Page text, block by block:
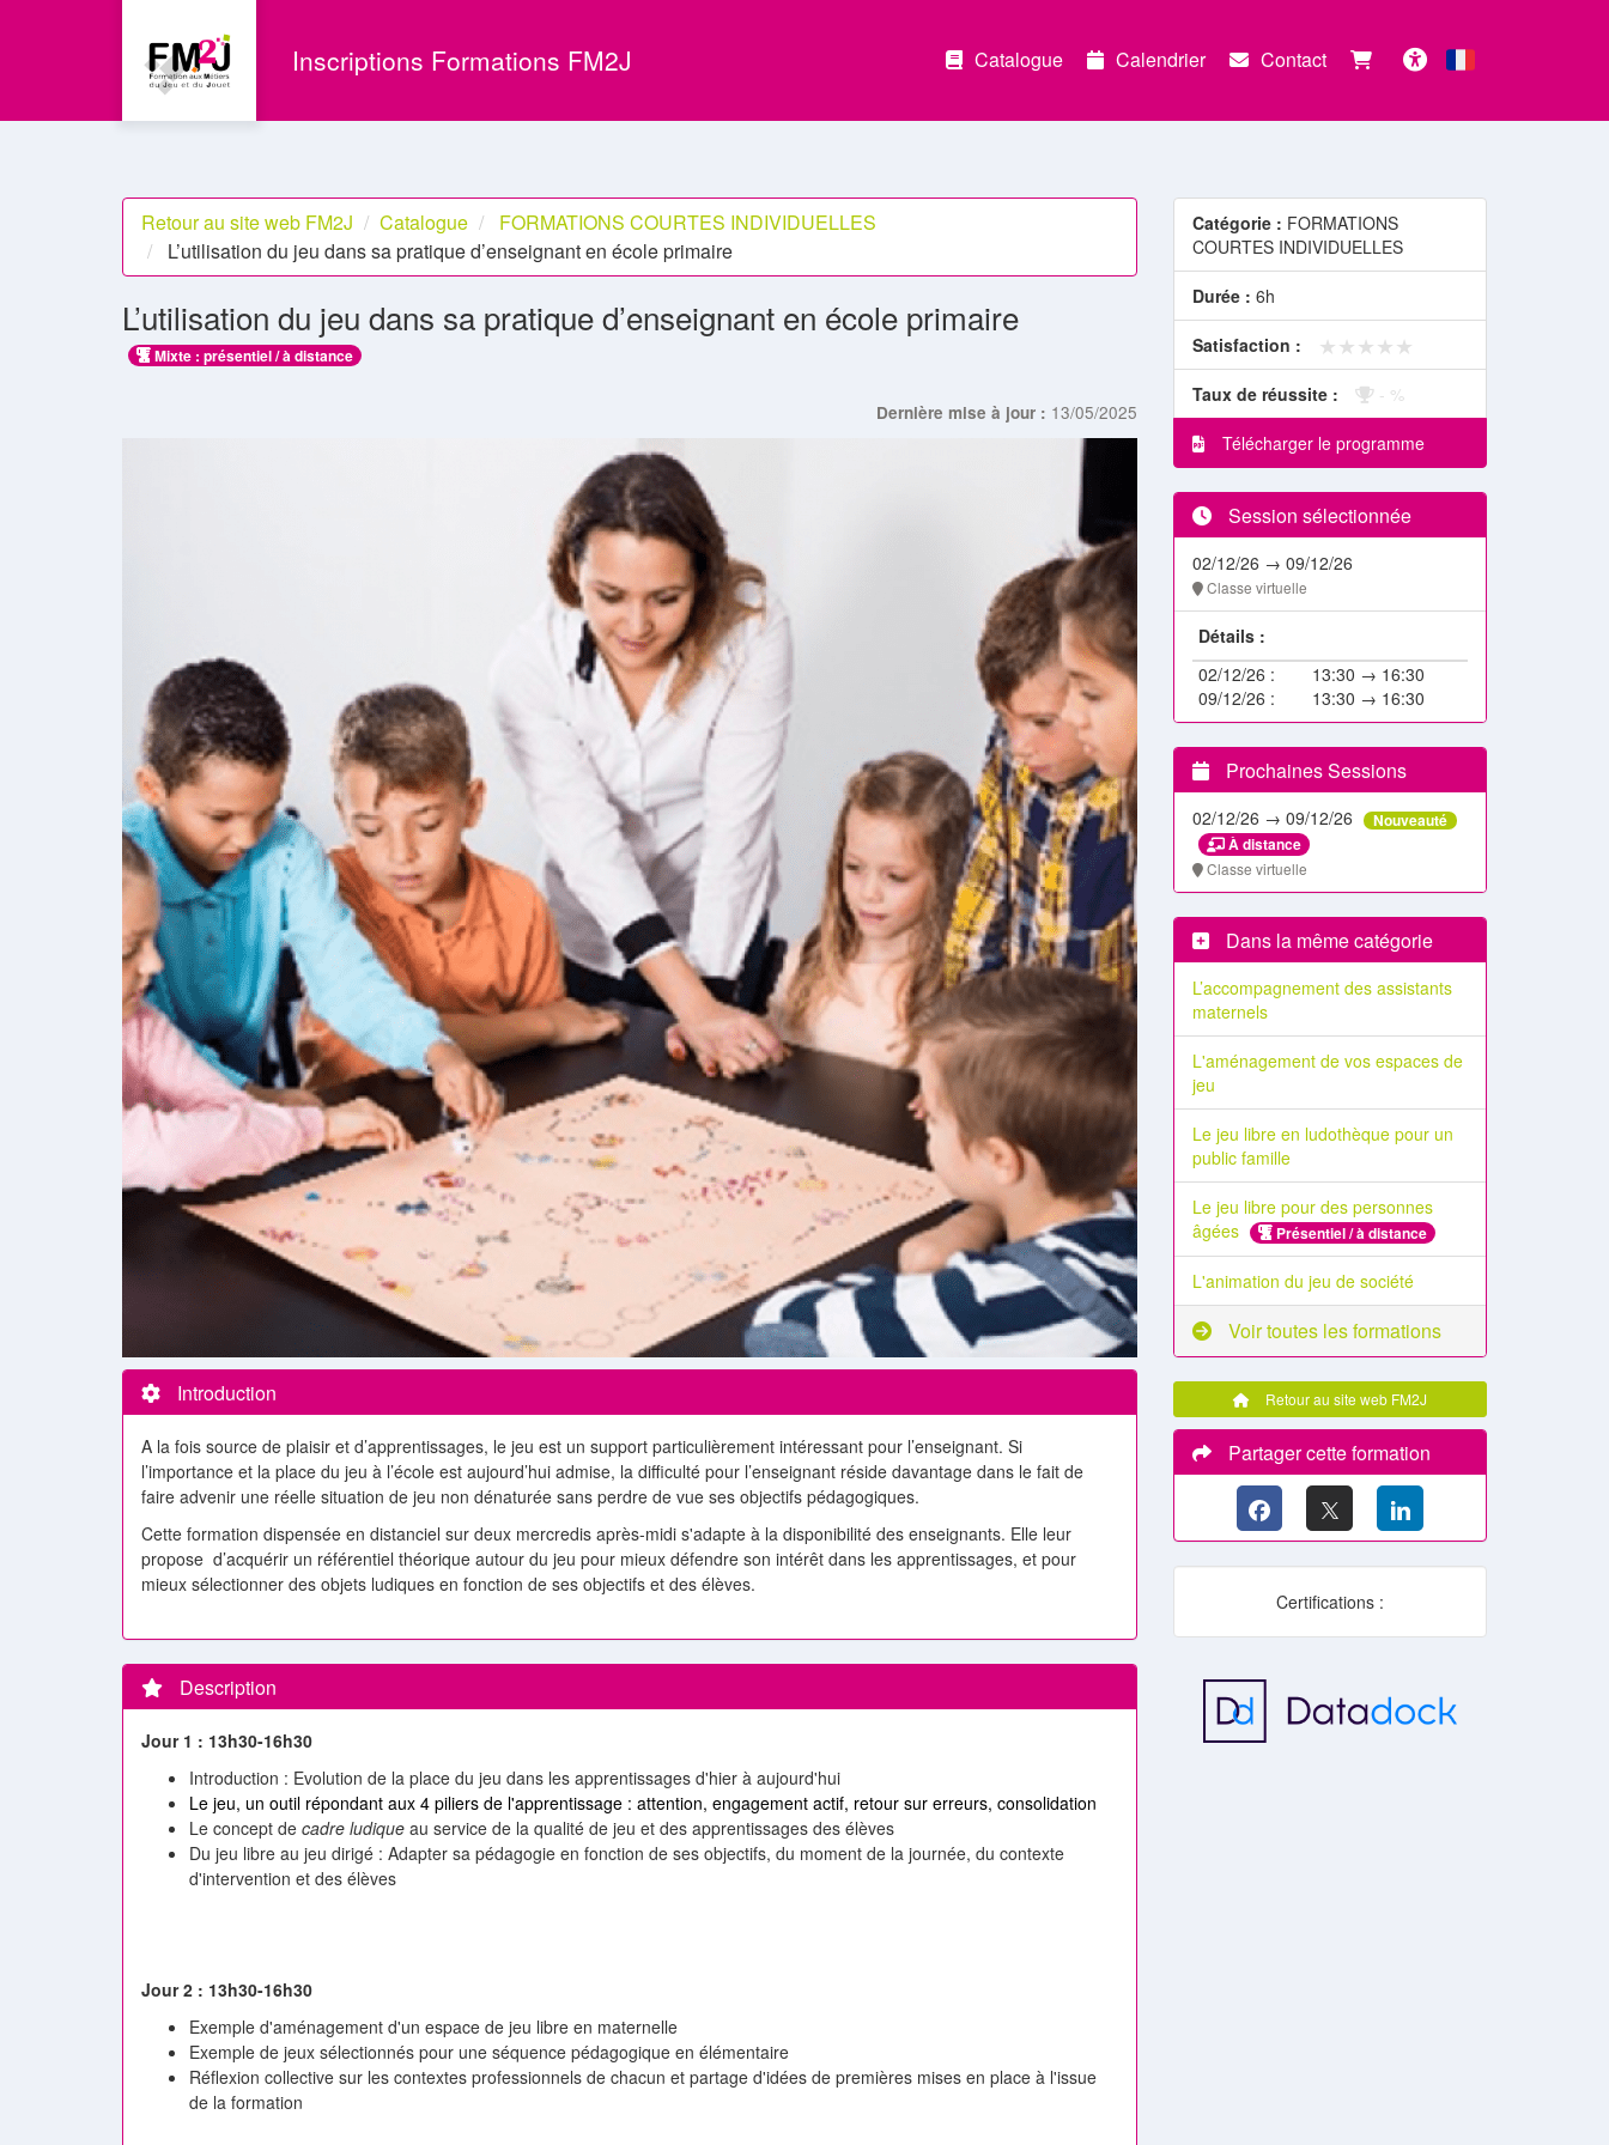
Inscriptions Formations FM2J Catalogue Calendrier
Contact
Français
Retour au site web FM2J Catalogue
FORMATIONS COURTES INDIVIDUELLES
L’utilisation du jeu dans sa pratique d’enseignant en école primaire
L’utilisation du jeu dans sa pratique d’enseignant en école primaire
Mixte : présentiel / à distance
Dernière mise à jour : 13/05/2025
Introduction
A la fois source de plaisir et d’apprentissages, le jeu est un support particulièrement intéressant pour l’enseignant. Si
l’importance et la place du jeu à l’école est aujourd’hui admise, la difficulté pour l’enseignant réside davantage dans le fait de
faire advenir une réelle situation de jeu non dénaturée sans perdre de vue ses objectifs pédagogiques.
Cette formation dispensée en distanciel sur deux mercredis après-midi s'adapte à la disponibilité des enseignants. Elle leur
propose d’acquérir un référentiel théorique autour du jeu pour mieux défendre son intérêt dans les apprentissages, et pour
mieux sélectionner des objets ludiques en fonction de ses objectifs et des élèves.
Description
Jour 1 : 13h30-16h30
Introduction : Evolution de la place du jeu dans les apprentissages d'hier à aujourd'hui
Le jeu, un outil répondant aux 4 piliers de l'apprentissage : attention, engagement actif, retour sur erreurs, consolidation
Le concept de cadre ludique au service de la qualité de jeu et des apprentissages des élèves
Du jeu libre au jeu dirigé : Adapter sa pédagogie en fonction de ses objectifs, du moment de la journée, du contexte
d'intervention et des élèves
Jour 2 : 13h30-16h30
Exemple d'aménagement d'un espace de jeu libre en maternelle
Exemple de jeux sélectionnés pour une séquence pédagogique en élémentaire
Réflexion collective sur les contextes professionnels de chacun et partage d'idées de premières mises en place à l'issue
de la formation
Catégorie : FORMATIONS
COURTES INDIVIDUELLES
Durée : 6h
Satisfaction : ★★★★★
★★★★★
Taux de réussite : - %
Télécharger le programme
Session sélectionnée
02/12/26 → 09/12/26
Classe virtuelle
Détails :
02/12/26 :
13:30 → 16:30
09/12/26 :
13:30 → 16:30
Prochaines Sessions
02/12/26 → 09/12/26
Nouveauté
À distance
Classe virtuelle
Dans la même catégorie
L’accompagnement des assistants
maternels
L'aménagement de vos espaces de
jeu
Le jeu libre en ludothèque pour un
public famille
Le jeu libre pour des personnes
âgées
Présentiel / à distance
L'animation du jeu de société
Voir toutes les formations
Retour au site web FM2J
Partager cette formation
Certifications :